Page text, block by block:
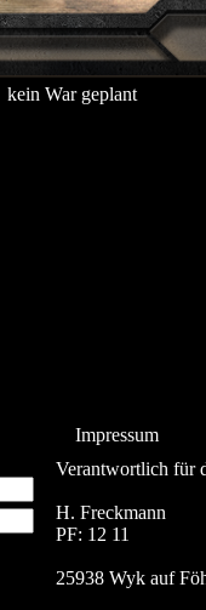
kein War geplant
Impressum
Verantwortlich für
H. Freckmann
PF: 12 11
25938 Wyk auf